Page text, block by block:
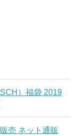
）福袋 2019
売 ネット通販